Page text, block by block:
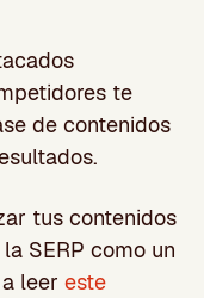
te
de contenidos
tus contenidos
SERP como un
leer este